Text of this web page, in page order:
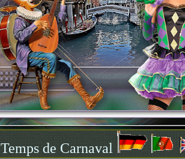
Temps de Carnaval